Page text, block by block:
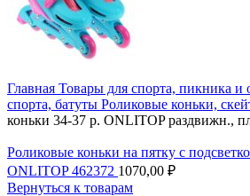
Главная Товары для спорта, пикника и
спорта, батуты Роликовые коньки,
коньки 34-37 р. ONLITOP раздвижн.,
Роликовые коньки на пятку с
ONLITOP 462372 1070,00 ₽
Вернуться к товарам